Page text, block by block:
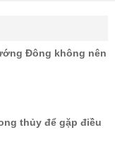
Đông không nên
thủy để gặp điều